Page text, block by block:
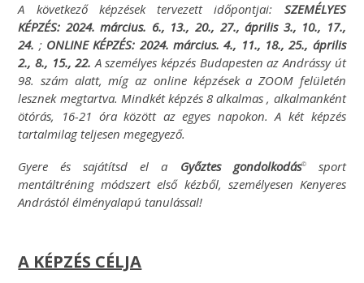
A következő képzések tervezett időpontjai: SZEMÉLYES
KÉPZÉS: 2024. március. 6., 13., 20., 27., április 3., 10., 17.,
24. ; ONLINE KÉPZÉS: 2024. március. 4., 11., 18., 25., április
2., 8., 15., 22.A személyes képzés Budapesten az Andrássy út
98. szám alatt, míg az online képzések a ZOOM felületén
lesznek megtartva. Mindkét képzés 8 alkalmas , alkalmanként
ötórás, 16-21 óra között az egyes napokon. A két képzés
tartalmilag teljesen megegyező.
Gyere és sajátítsd el a Győztes gondolkodás©sport
mentáltréning módszert első kézből, személyesen Kenyeres
Andrástól élményalapú tanulással!
A KÉPZÉS CÉLJA